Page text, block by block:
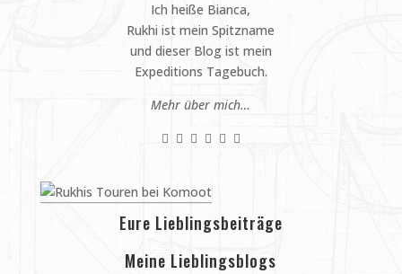
Ich heiße Bianca,
Rukhi ist mein Spitzname
und dieser Blog ist mein
Expeditions Tagebuch.
Mehr über mich…
Eure Lieblingsbeiträge
Meine Lieblingsblogs